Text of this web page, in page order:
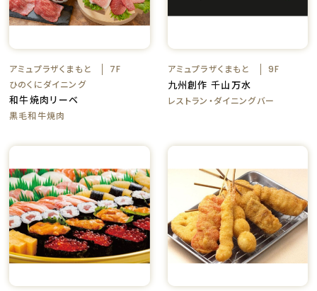
アミュプラザくまもと
7F
ひのくにダイニング
和牛焼肉リーベ
黒毛和牛焼肉
アミュプラザくまもと 9F
九州創作 千山万水
レストラン・ダイニングバー